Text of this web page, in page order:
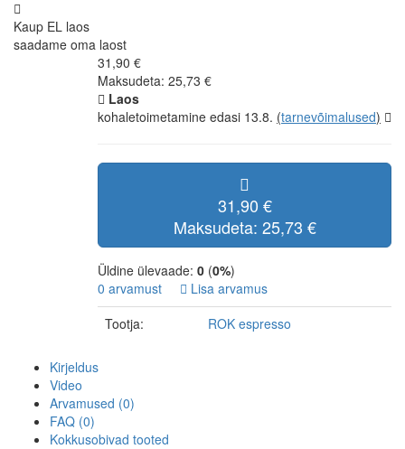
Kaup EL laos
saadame oma laost
31,90 €
Maksudeta: 25,73 €
Laos
kohaletoimetamine edasi 13.8. (tarnevõimalused)
31,90 €
Maksudeta: 25,73 €
Üldine ülevaade: 0 (0%)
0 arvamust
Lisa arvamus
Tootja:
ROK espresso
Kirjeldus
Video
Arvamused (0)
FAQ (0)
Kokkusobivad tooted